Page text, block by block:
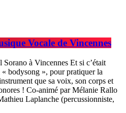
Vocale de Vincennes
à Vincennes Et si c’était
bodysong », pour pratiquer la
que sa voix, son corps et
! Co-animé par Mélanie Rallo
Laplanche (percussionniste,